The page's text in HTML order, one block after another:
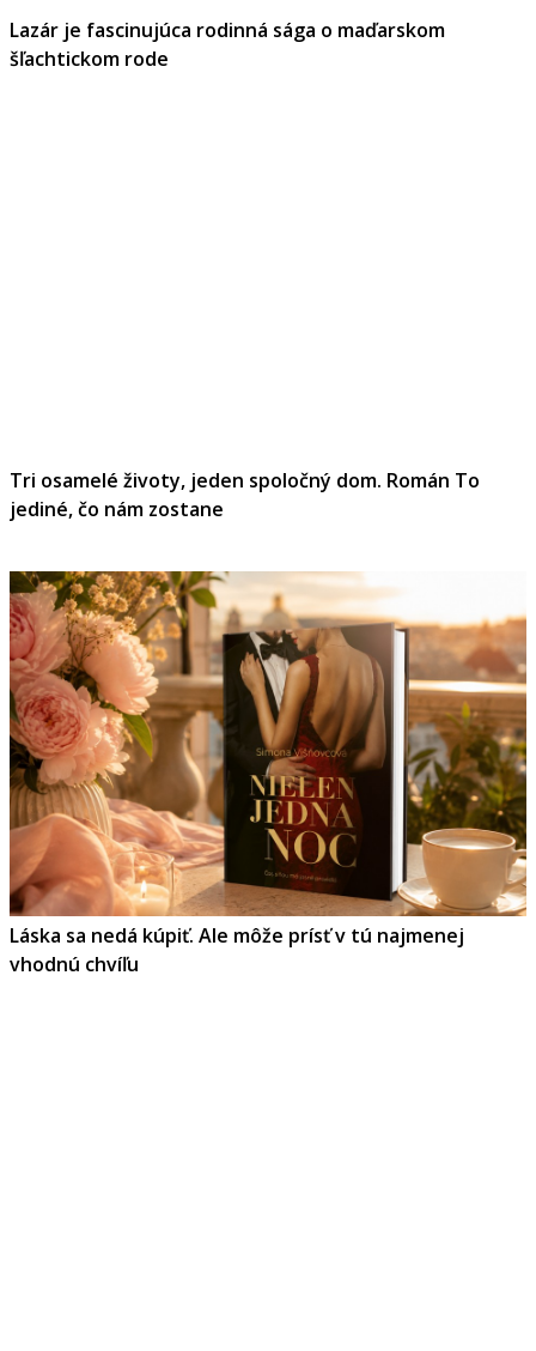
Lazár je fascinujúca rodinná sága o maďarskom
šľachtickom rode
Tri osamelé životy, jeden spoločný dom. Román To
jediné, čo nám zostane
Láska sa nedá kúpiť. Ale môže prísť v tú najmenej
vhodnú chvíľu